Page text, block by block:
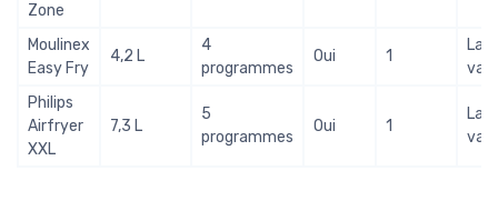
Zone
Moulinex
Easy Fry
4,2 L
4
programmes
Oui 1
Philips
Airfryer
XXL
7,3 L
5
programmes
Oui 1